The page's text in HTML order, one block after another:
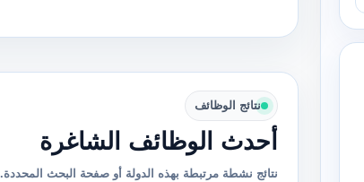
نتائج الوظائف
أحدث الوظائف الشاغرة
نتائج نشطة مرتبطة بهذه الدولة أو صفحة البحث المحددة.